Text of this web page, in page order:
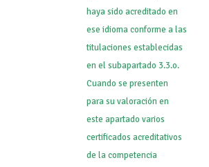
haya sido acreditado en
ese idioma conforme a las
titulaciones establecidas
en el subapartado 3.3.o.
Cuando se presenten
para su valoración en
este apartado varios
certificados acreditativos
de la competencia